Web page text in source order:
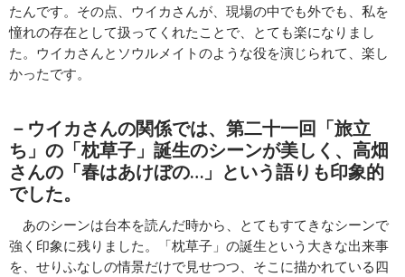
たんです。その点、ウイカさんが、現場の中でも外でも、私を
憧れの存在として扱ってくれたことで、とても楽になりまし
た。ウイカさんとソウルメイトのような役を演じられて、楽し
かったです。
－ウイカさんの関係では、第二十一回「旅立
ち」の「枕草子」誕生のシーンが美しく、高畑
さんの「春はあけぼの…」という語りも印象的
でした。
あのシーンは台本を読んだ時から、とてもすてきなシーンで
強く印象に残りました。「枕草子」の誕生という大きな出来事
を、せりふなしの情景だけで見せつつ、そこに描かれている四